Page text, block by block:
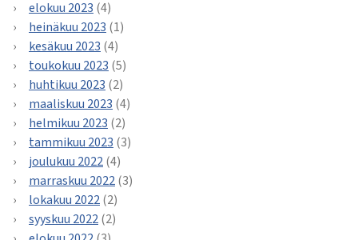
elokuu 2023 (4)
heinäkuu 2023 (1)
kesäkuu 2023 (4)
toukokuu 2023 (5)
huhtikuu 2023 (2)
maaliskuu 2023 (4)
helmikuu 2023 (2)
tammikuu 2023 (3)
joulukuu 2022(4)
marraskuu 2022(3)
lokakuu 2022(2)
syyskuu 2022(2)